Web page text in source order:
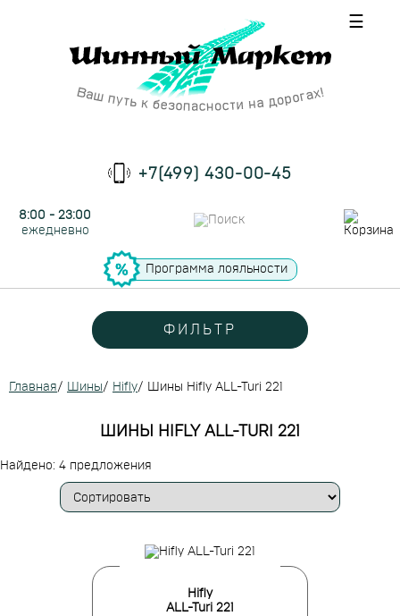
☰
+7(499) 430-00-45
8:00 - 23:00
ежедневно
Программа лояльности
ФИЛЬТР
Главная/ Шины/ Hifly/ Шины Hifly ALL-Turi 221
ШИНЫ HIFLY ALL-TURI 221
Найдено: 4 предложения
Hifly
ALL-Turi 221